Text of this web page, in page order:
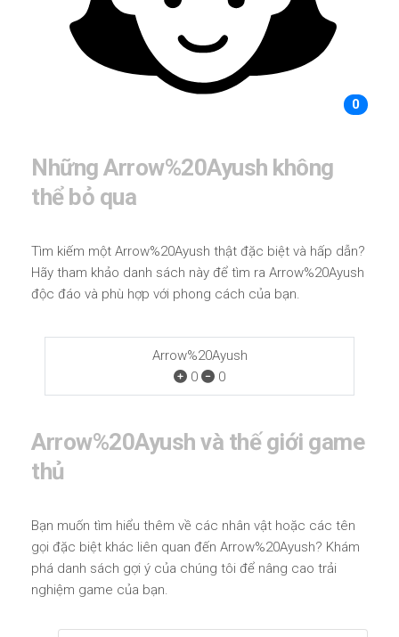
0
Những Arrow%20Ayush không
thể bỏ qua
Tìm kiếm một Arrow%20Ayush thật đặc biệt và hấp dẫn?
Hãy tham khảo danh sách này để tìm ra Arrow%20Ayush
độc đáo và phù hợp với phong cách của bạn.
Arrow%20Ayush
0
0
Arrow%20Ayush và thế giới game
thủ
Bạn muốn tìm hiểu thêm về các nhân vật hoặc các tên
gọi đặc biệt khác liên quan đến Arrow%20Ayush? Khám
phá danh sách gợi ý của chúng tôi để nâng cao trải
nghiệm game của bạn.